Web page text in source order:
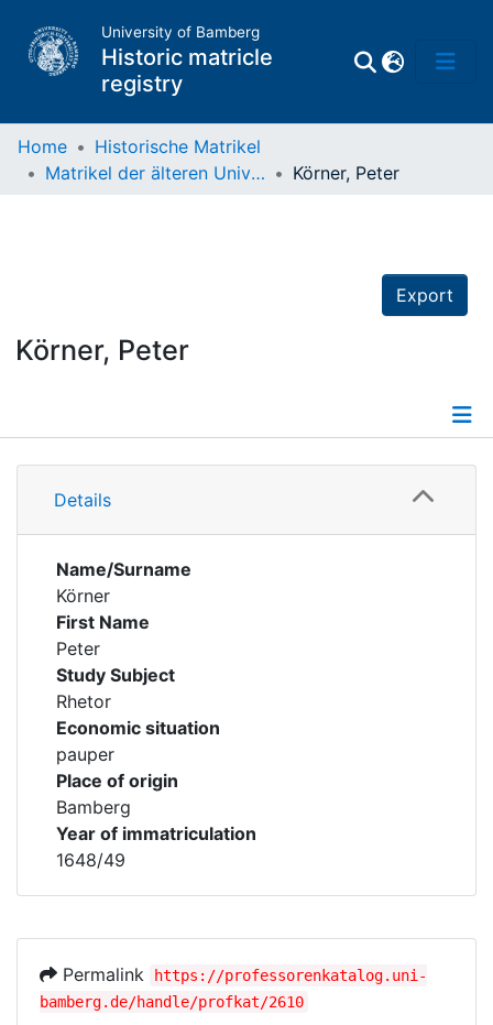
University of Bamberg
Historic matricle
registry
Home
Historische Matrikel
Matrikel der älteren Universität
Körner, Peter
Export
Körner, Peter
Details
Details
Name/Surname
Körner
First Name
Peter
Study Subject
Rhetor
Economic situation
pauper
Place of origin
Bamberg
Year of immatriculation
1648/49
Permalink
https://professorenkatalog.uni-
bamberg.de/handle/profkat/2610